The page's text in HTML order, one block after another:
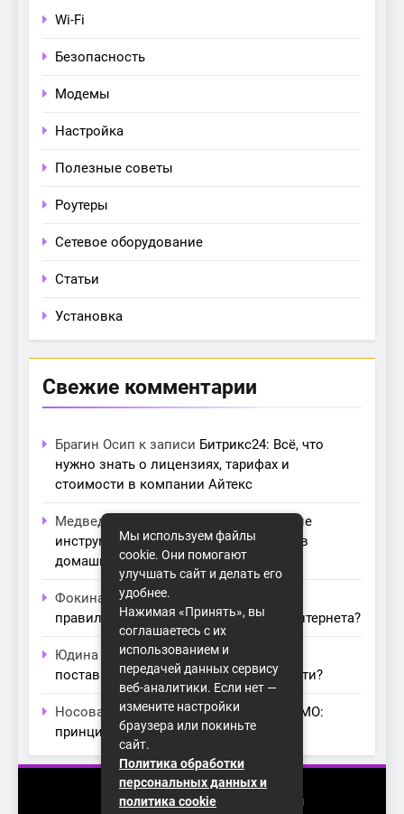
Wi-Fi
Безопасность
Модемы
Настройка
Полезные советы
Роутеры
Сетевое оборудование
Статьи
Установка
Свежие комментарии
Брагин Осип к записи Битрикс24: Всё, что
нужно знать о лицензиях, тарифах и
стоимости в компании Айтекс
Медведева Амалия
Основные
инструменты для создания серверов в
домашних условиях
Фокина Невак записи
правильный модем для домашнего интернета?
Юдина Ивонак записиПроблемы с
поставщиками интернета: как их обойти?
Носова Агатак записиТехнология MIMO:
принципы работы и её преимущества
2026 (с) https://homenet-spb.ru
Мы используем файлы
cookie. Они помогают
улучшать сайт и делать его
удобнее.
Нажимая «Принять», вы
соглашаетесь с их
использованием и
передачей данных сервису
веб-аналитики. Если нет —
измените настройки
браузера или покиньте
сайт.
Политика обработки
персональных данных и
политика cookie